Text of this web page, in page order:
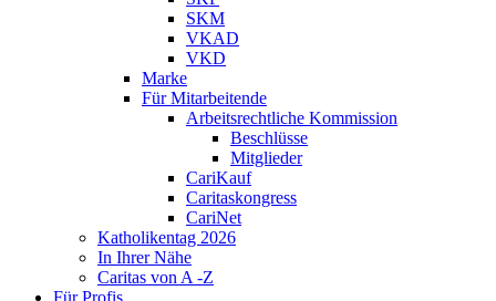
SKM
VKAD
VKD
Marke
Für Mitarbeitende
Arbeitsrechtliche Kommission
Beschlüsse
Mitglieder
CariKauf
Caritaskongress
CariNet
Katholikentag 2026
In Ihrer Nähe
Caritas von A -Z